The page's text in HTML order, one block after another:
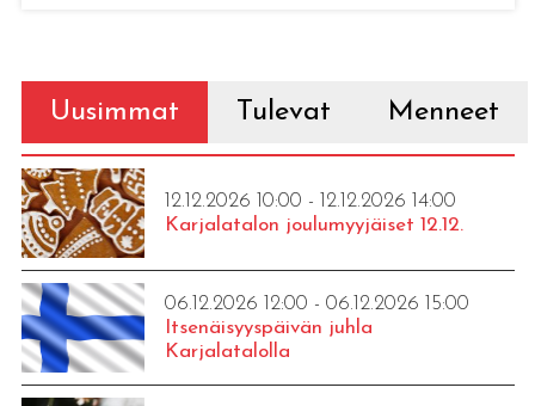
Uusimmat Tulevat Menneet
12.12.2026 10:00 - 12.12.2026 14:00
Karjalatalon joulumyyjäiset 12.12.
06.12.2026 12:00 - 06.12.2026 15:00
Itsenäisyyspäivän juhla
Karjalatalolla